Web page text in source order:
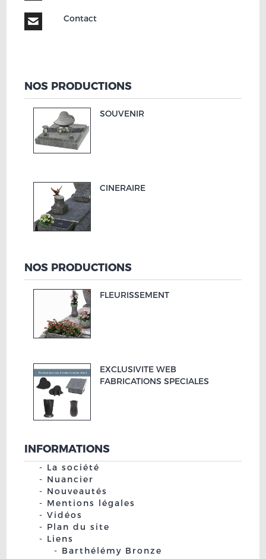
Contact
NOS PRODUCTIONS
SOUVENIR
CINERAIRE
NOS PRODUCTIONS
FLEURISSEMENT
EXCLUSIVITE WEB
FABRICATIONS SPECIALES
INFORMATIONS
La société
Nuancier
Nouveautés
Mentions légales
Vidéos
Plan du site
Liens
Barthélémy Bronze